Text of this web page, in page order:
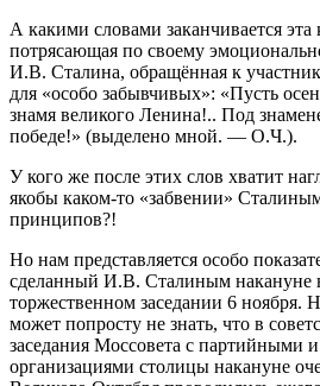
А какими словами заканчивается эта
потрясающая по своему
И.В. Сталина, обращённая к
для «особо забывчивых»: «Пусть
знамя великого Ленина!.. Под
победе!» (выделено мной. — О.Ч.).
У кого же после этих слов хватит
якобы каком-то «забвении»
принципов?!
Но нам представляется особо
сделанный И.В. Сталиным накануне
торжественном заседании 6
может попросту не знать, что в
заседания Моссовета с партийными
организациями столицы накануне